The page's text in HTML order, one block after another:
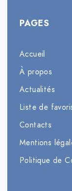
PAGES
Accueil
À propos
Actualités
Liste de
Contacts
Mentions
Politique de